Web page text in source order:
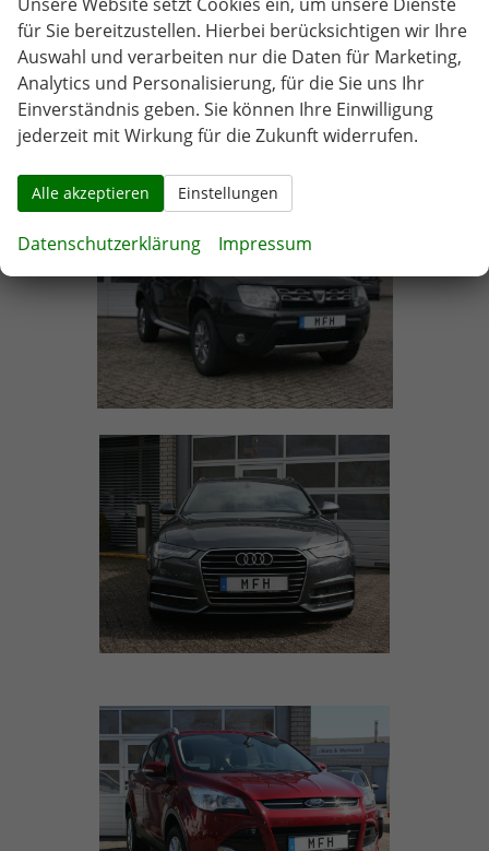
für Sie bereitzustellen. Hierbei berücksichtigen wir Ihre
Auswahl und verarbeiten nur die Daten für Marketing,
Analytics und Personalisierung, für die Sie uns Ihr
Einverständnis geben. Sie können Ihre Einwilligung
jederzeit mit Wirkung für die Zukunft widerrufen.
Alle akzeptieren Einstellungen
Datenschutzerklärung Impressum